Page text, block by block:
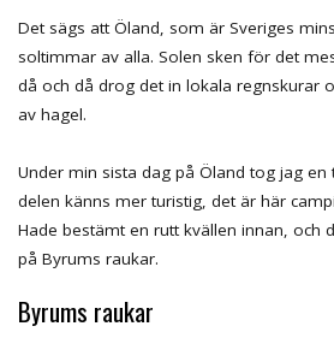
Det sägs att Öland, som är Sveriges
soltimmar av alla. Solen sken för det
då och då drog det in lokala regnskurar
av hagel.
Under min sista dag på Öland tog jag en
delen känns mer turistig, det är här
Hade bestämt en rutt kvällen innan, och
på Byrums raukar.
Byrums raukar